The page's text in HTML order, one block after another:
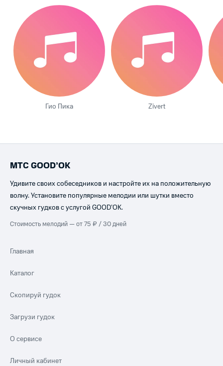
Гио Пика Zivert
МТС GOOD’OK
Удивите своих собеседников и настройте их на положительную
волну. Установите популярные мелодии или шутки вместо
скучных гудков с услугой GOOD’OK.
Стоимость мелодий — от 75 ₽ / 30 дней
Главная
Каталог
Скопируй гудок
Загрузи гудок
О сервисе
Личный кабинет